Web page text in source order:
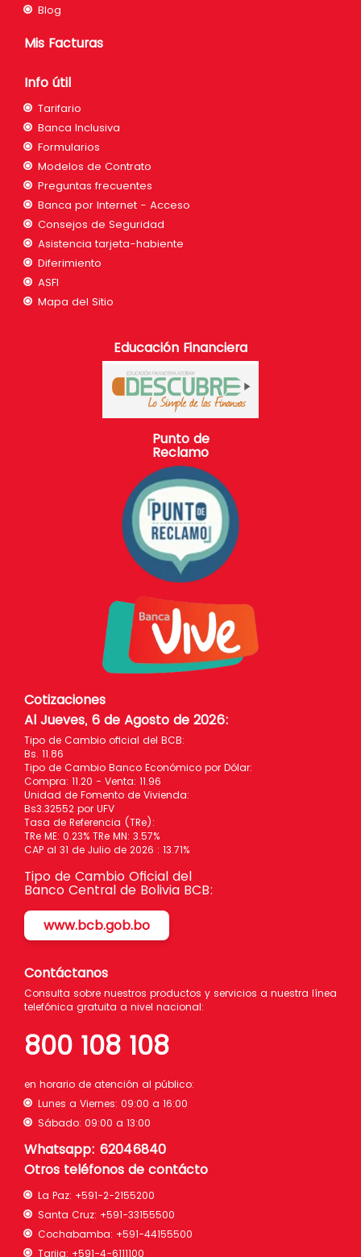
Blog
Mis Facturas
Info útil
Tarifario
Banca Inclusiva
Formularios
Modelos de Contrato
Preguntas frecuentes
Banca por Internet - Acceso
Consejos de Seguridad
Asistencia tarjeta-habiente
Diferimiento
ASFI
Mapa del Sitio
Educación Financiera
Punto de
Reclamo
Cotizaciones
Al Jueves, 6 de Agosto de 2026:
Tipo de Cambio oficial del BCB:
Bs. 11.86
Tipo de Cambio Banco Económico por Dólar:
Compra: 11.20 - Venta: 11.96
Unidad de Fomento de Vivienda:
Bs3.32552 por UFV
Tasa de Referencia (TRe):
TRe ME: 0.23% TRe MN: 3.57%
CAP al 31 de Julio de 2026 : 13.71%
Tipo de Cambio Oficial del
Banco Central de Bolivia BCB:
www.bcb.gob.bo
Contáctanos
Consulta sobre nuestros productos y servicios a nuestra línea
telefónica gratuita a nivel nacional:
800 108 108
en horario de atención al público:
Lunes a Viernes: 09:00 a 16:00
Sábado: 09:00 a 13:00
Whatsapp: 62046840
Otros teléfonos de contácto
La Paz: +591-2-2155200
Santa Cruz: +591-33155500
Cochabamba: +591-44155500
Tarija: +591-4-6111100